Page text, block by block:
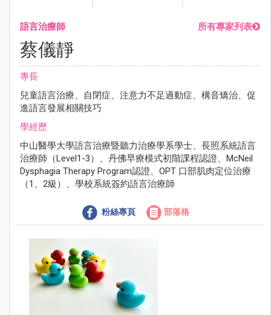
語言治療師 所有專家列表
蔡儀靜
專長
兒童語言治療、自閉症、注意力不足過動症、構音矯治、促
進語言發展相關技巧
學經歷
中山醫學大學語言治療暨聽力治療學系學士、長照系統語言
治療師（Level1-3）、丹佛早療模式初階課程認證、McNeil
Dysphagia Therapy Program認證、OPT 口部肌肉定位治療
（1、2級）、學校系統簽約語言治療師
粉絲專頁 部落格